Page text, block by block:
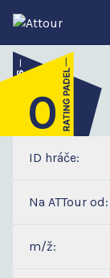
3
0
ID hráče:
Na ATTour od:
m/ž: